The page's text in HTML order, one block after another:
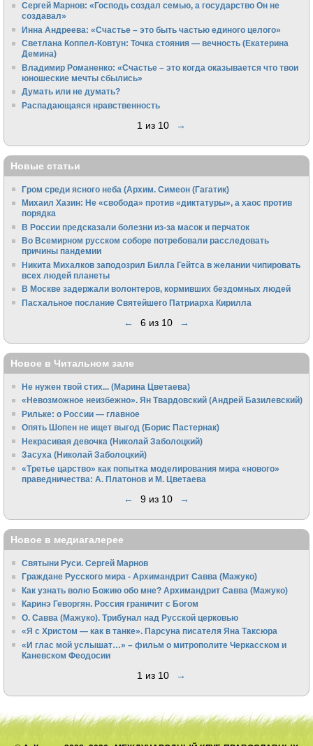
Сергей Марнов: «Господь создал семью, а государство Он не
создавал»
Инна Андреева: «Счастье – это быть частью единого целого»
Светлана Коппел-Ковтун: Точка стояния — вечность (Екатерина
Демина)
Владимир Романенко: «Счастье – это когда оказывается что твои
юношеские мечты сбылись»
Думать или не думать?
Распадающаяся нравственность
1 из 10 →
Новые статьи
Гром среди ясного неба (Архим. Симеон (Гагатик)
Михаил Хазин: Не «свобода» против «диктатуры», а хаос против
порядка
В России предсказали болезни из-за масок и перчаток
Во Всемирном русском соборе потребовали расследовать
причины пандемии
Никита Михалков заподозрил Билла Гейтса в желании чипировать
всех людей планеты
В Москве задержали волонтеров, кормивших бездомных людей
Пасхальное послание Святейшего Патриарха Кирилла
← 6 из 10 →
Новое в Читальном зале
Не нужен твой стих... (Марина Цветаева)
«Невозможное неизбежно». Ян Твардовский (Андрей Базилевский)
Рильке: о России — главное
Опять Шопен не ищет выгод (Борис Пастернак)
Некрасивая девочка (Николай Заболоцкий)
Засуха (Николай Заболоцкий)
«Третье царство» как попытка моделирования мира «нового»
праведничества: А. Платонов и М. Цветаева
← 9 из 10 →
Новое в медиагалерее
Святыни Руси. Сергей Марнов
Граждане Русского мира - Архимандрит Савва (Мажуко)
Как узнать волю Божию обо мне? Архимандрит Савва (Мажуко)
Каринэ Геворгян. Россия граничит с Богом
О. Савва (Мажуко). Трибунал над Русской церковью
«Я с Христом — как в танке». Парсуна писателя Яна Таксюра
«И глас мой услышат…» – фильм о митрополите Черкасском и
Каневском Феодосии
1 из 10 →